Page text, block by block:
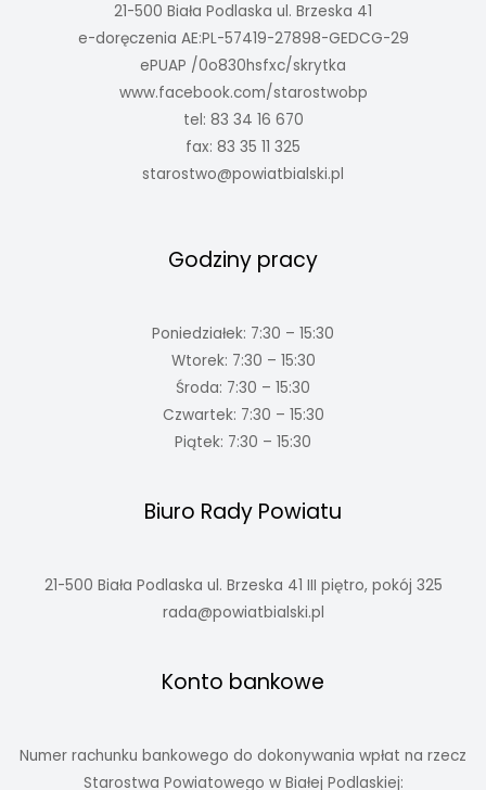
21-500 Biała Podlaska ul. Brzeska 41
e-doręczenia AE:PL-57419-27898-GEDCG-29
ePUAP /0o830hsfxc/skrytka
www.facebook.com/starostwobp
tel: 83 34 16 670
fax: 83 35 11 325
starostwo@powiatbialski.pl
Godziny pracy
Poniedziałek: 7:30 – 15:30
Wtorek: 7:30 – 15:30
Środa: 7:30 – 15:30
Czwartek: 7:30 – 15:30
Piątek: 7:30 – 15:30
Biuro Rady Powiatu
21-500 Biała Podlaska ul. Brzeska 41 III piętro, pokój 325
rada@powiatbialski.pl
Konto bankowe
Numer rachunku bankowego do dokonywania wpłat na rzecz
Starostwa Powiatowego w Białej Podlaskiej: